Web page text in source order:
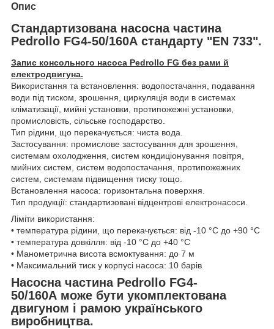
Опис
Стандартизована насосна частина
Pedrollo FG4-50/160А стандарту "EN 733".
Запис консольного насоса Pedrollo FG без рами й
електродвигуна.
Використання та встановлення: водопостачання, подавання
води під тиском, зрошення, циркуляція води в системах
кліматизації, мийні установки, протипожежні установки,
промисловість, сільське господарство.
Тип рідини, що перекачується: чиста вода.
Застосування: промислове застосування для зрошення,
системам охолодження, систем кондиціонування повітря,
мийних систем, систем водопостачання, протипожежних
систем, системам підвищення тиску тощо.
Встановлення насоса: горизонтальна поверхня.
Тип продукції: стандартизовані відцентрові електронасоси.
Ліміти використання:
• температура рідини, що перекачується: від -10 °C до +90 °C
• температура довкілля: від -10 °C до +40 °C
• Манометрична висота всмоктування: до 7 м
• Максимальний тиск у корпусі насоса: 10 барів
Насосна частина Pedrollo FG4-
50/160А може бути укомплектована
двигуном і рамою українського
виробництва.